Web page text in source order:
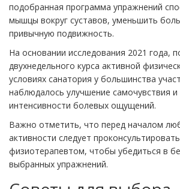
подобранная программа упражнений
мышцы вокруг суставов, уменьшить
привычную подвижность.
На основании исследования 2021 года,
двухнедельного курса активной
условиях санатория у большинства
наблюдалось улучшение самочувствия
интенсивности болевых ощущений.
Важно отметить, что перед началом
активности следует
физиотерапевтом, чтобы убедиться в
выбранных упражнений.